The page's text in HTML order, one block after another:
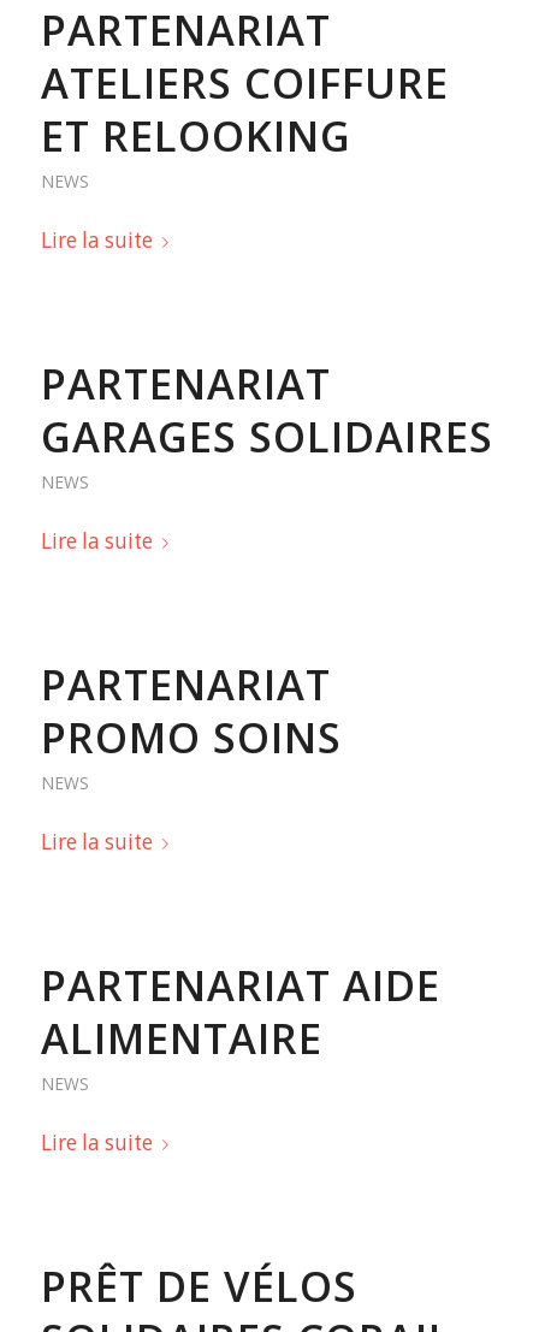
PARTENARIAT
ATELIERS COIFFURE
ET RELOOKING
NEWS
Lire la suite
PARTENARIAT
GARAGES SOLIDAIRES
NEWS
Lire la suite
PARTENARIAT
PROMO SOINS
NEWS
Lire la suite
PARTENARIAT AIDE
ALIMENTAIRE
NEWS
Lire la suite
PRÊT DE VÉLOS